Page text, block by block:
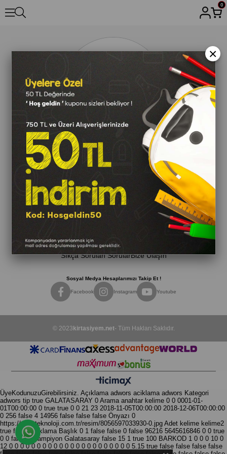
0
E-Bültene kayıt ol fırsat & indirimleri kaçırma!
Gönder
korunmasını kabul ediyorum.
MağazalarımızGizlilik & Güvenlik
Sıkça Sorulan SorularBize Ulaşın
Sosyal Medya Hesaplarımızı Takip Et !
Facebook Instagram Youtube
© 2023 kirtasiyem.net- Tüm Hakları Saklıdır.
Whatsapp Destek Hattı
ÜyeKodunuzuGirebilirsiniz. Açıklama adwors aciklama adwors Kategori
adwors tip true GALATASARAY 0 Arama anahtar kelime 0 0 0001-01-
01T00:00:00 0 true true 0 0 21 23 2018-11-05T00:00:00 2018-12-06T00:00:00
0 256 false 4 14956 false false false Önyazı 0
https://siberteknoloji.com.tr/resim/8056597033930-0.jpg Adet kelime kelime2
true false Açıklama Başlık 0 1 false false 0 false 96216 5645616846 0 0 true
0 0 false 0 Şampiyon Galatasaray false 15 1 true 100 BARKOD 1 0 0 0 10 0
12 0 0 0 0 0 0 0 0 0 0 0 0 0 0 0 0 0 0 0 0 0 0 5.15 true false false false false
×